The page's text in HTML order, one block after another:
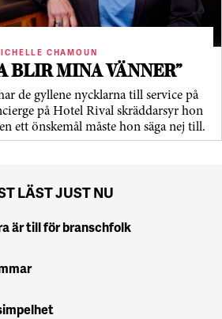
CHAMOUN
BLIR MINA VÄNNER”
de gyllene nycklarna till service på
på Hotel Rival skräddarsyr hon
ett önskemål måste hon säga nej till.
LÄST JUST NU
är till för branschfolk